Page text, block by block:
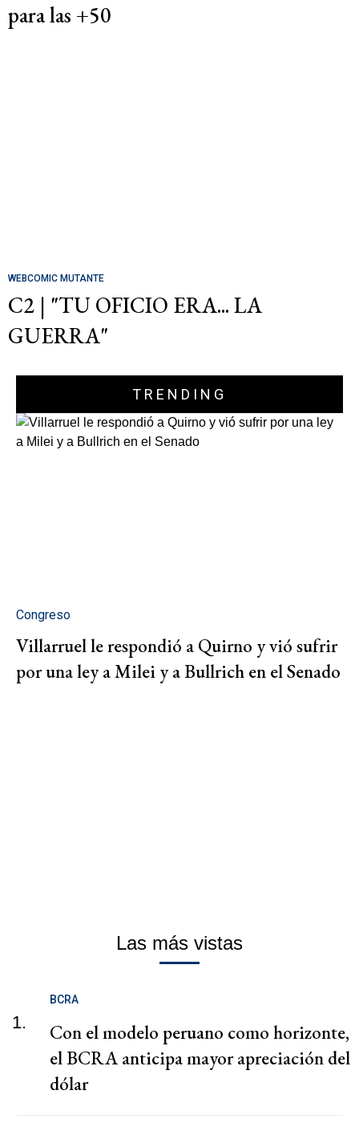
para las +50
WEBCOMIC MUTANTE
C2 | "TU OFICIO ERA... LA
GUERRA"
TRENDING
Congreso
Villarruel le respondió a Quirno y vió sufrir
por una ley a Milei y a Bullrich en el Senado
Las más vistas
1.
BCRA
Con el modelo peruano como horizonte,
el BCRA anticipa mayor apreciación del
dólar